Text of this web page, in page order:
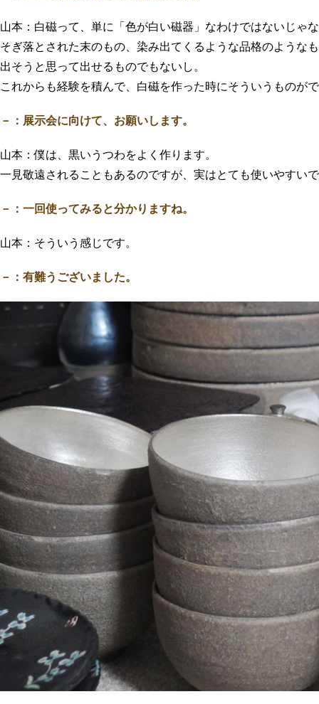
山本：白磁って、単に「色が白い磁器」なわけではないじゃ
そぎ落とされた末のもの、染み出てくるような品格のような
出そうと思って出せるものでもないし。
これからも経験を積んで、白磁を作った時にそういうものが
－：展示会に向けて、お願いします。
山本：僕は、黒いうつわをよく作ります。
一見敬遠されることもあるのですが、実はとても使いやすい
－：一回使ってみると分かりますね。
山本：そういう感じです。
－：有難うございました。